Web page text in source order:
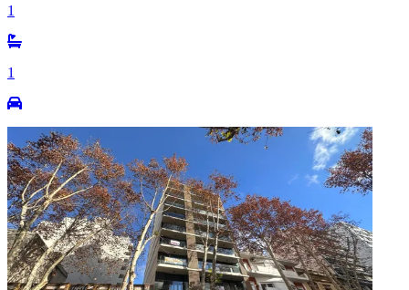
1
1